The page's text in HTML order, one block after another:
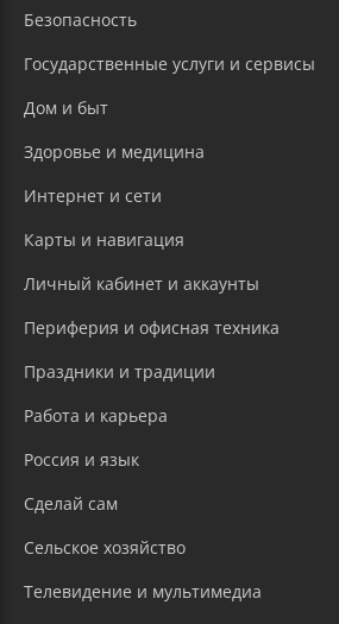
Безопасность
Государственные услуги и сервисы
Дом и быт
Здоровье и медицина
Интернет и сети
Карты и навигация
Личный кабинет и аккаунты
Периферия и офисная техника
Праздники и традиции
Работа и карьера
Россия и язык
Сделай сам
Сельское хозяйство
Телевидение и мультимедиа